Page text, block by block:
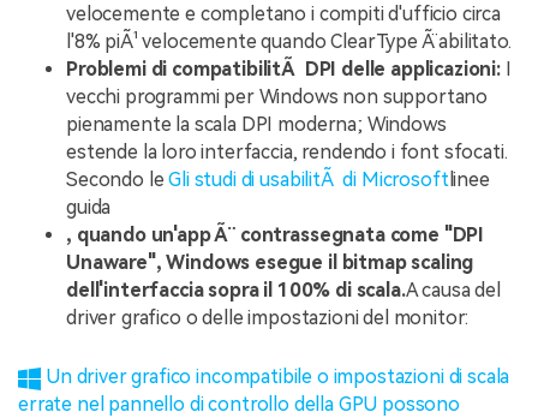
velocemente e completano i compiti d'ufficio circa
l'8% piÃ¹ velocemente quando ClearType Ã¨ abilitato.
Problemi di compatibilitÃ DPI delle applicazioni:
vecchi programmi per Windows non supportano
pienamente la scala DPI moderna; Windows
estende la loro interfaccia, rendendo i font sfocati.
Secondo leGli studi di usabilitÃ di Microsoftlinee
guida
, quando un'app Ã¨ contrassegnata come "DPI
Unaware", Windows esegue il bitmap scaling
dell'interfaccia sopra il 100% di scala.A causa del
driver grafico o delle impostazioni del monitor:
Un driver grafico incompatibile o impostazioni di scala
errate nel pannello di controllo della GPU possono